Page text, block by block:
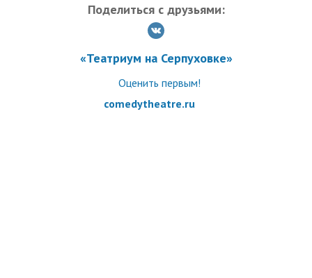
«МегаКупон» не несет ответственности за отмену, перенос
и изменение даты/времени мероприятий.
Владимирович, ОГРНИП 319507400034650
Поделиться с друзьями:
«Театриум на Серпуховке»
Оценить первым!
comedytheatre.ru